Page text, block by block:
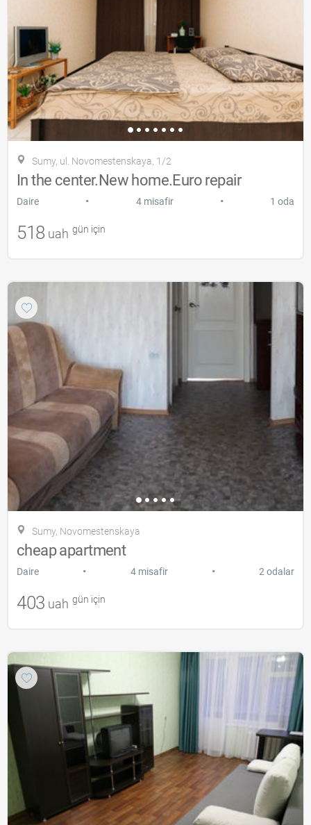
Sumy, ul. Novomestenskaya, 1/2
In the center.New home.Euro repair
Daire • 4 misafir • 1 oda
518 uah gün için
Sumy, Novomestenskaya
cheap apartment
Daire • 4 misafir • 2 odalar
403 uah gün için